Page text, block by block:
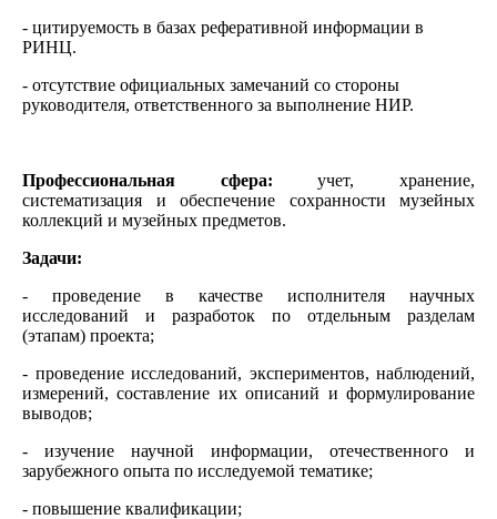
- цитируемость в базах реферативной информации в
РИНЦ.
- отсутствие официальных замечаний со стороны
руководителя, ответственного за выполнение НИР.
Профессиональная сфера:учет, хранение,
систематизация и обеспечение сохранности музейных
коллекций и музейных предметов.
Задачи:
- проведение в качестве исполнителя научных
исследований и разработок по отдельным разделам
(этапам) проекта;
- проведение исследований, экспериментов, наблюдений,
измерений, составление их описаний и формулирование
выводов;
- изучение научной информации, отечественного и
зарубежного опыта по исследуемой тематике;
- повышение квалификации;